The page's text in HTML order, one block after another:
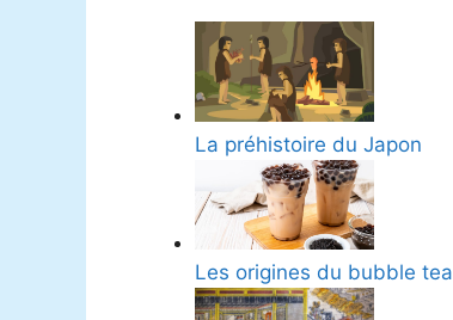
La préhistoire du Japon
Les origines du bubble tea